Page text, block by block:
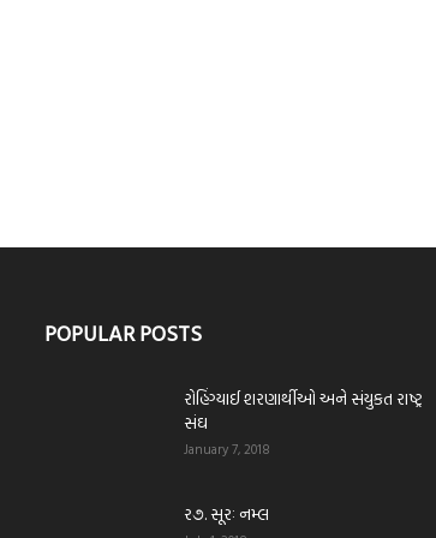
POPULAR POSTS
રોહિંગ્યાઈ શરણાર્થીઓ અને સંયુકત રાષ્ટ્ર
સંઘ
January 7, 2018
ર૭. સૂરઃ નમ્લ